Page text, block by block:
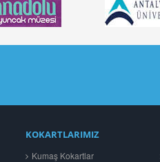
KOKARTLARIMIZ
Kumaş Kokartlar